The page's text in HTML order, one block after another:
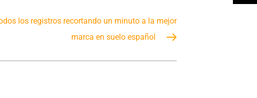
los registros recortando un minuto a la mejor
marca en suelo español